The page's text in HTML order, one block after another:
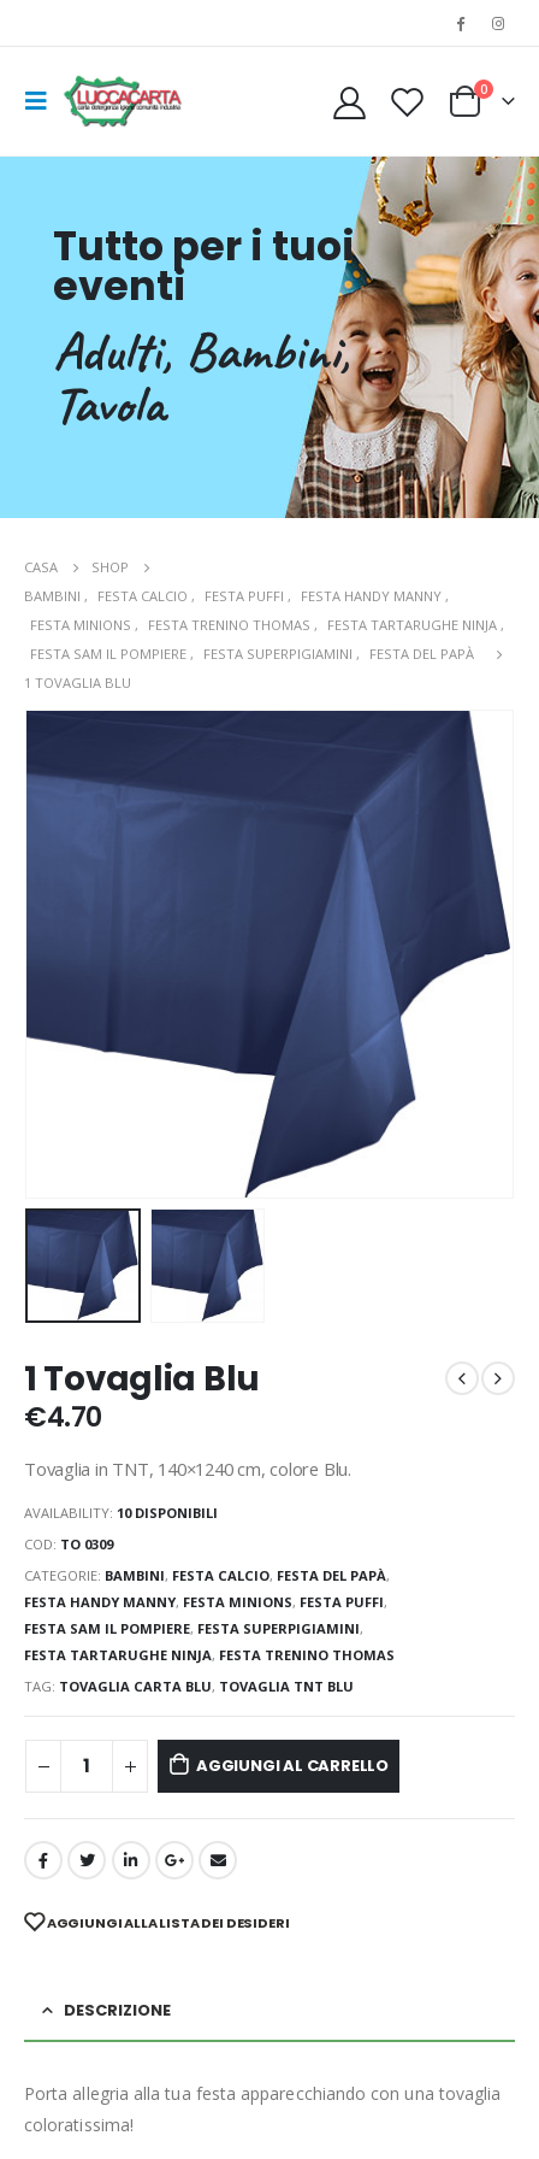
0
Tutto per i tuoi
eventi
Adulti, Bambini,
Tavola
CASA
SHOP
BAMBINI , FESTA CALCIO , FESTA PUFFI , FESTA HANDY MANNY ,
FESTA MINIONS , FESTA TRENINO THOMAS , FESTA TARTARUGHE NINJA ,
FESTA SAM IL POMPIERE , FESTA SUPERPIGIAMINI ,
FESTA DEL PAPÀ
1 TOVAGLIA BLU
1 Tovaglia Blu
€4.70
Tovaglia in TNT, 140×1240 cm, colore Blu.
AVAILABILITY: 10 DISPONIBILI
COD: TO 0309
CATEGORIE: BAMBINI, FESTA CALCIO, FESTA DEL PAPÀ,
FESTA HANDY MANNY, FESTA MINIONS, FESTA PUFFI,
FESTA SAM IL POMPIERE, FESTA SUPERPIGIAMINI,
FESTA TARTARUGHE NINJA, FESTA TRENINO THOMAS
TAG: TOVAGLIA CARTA BLU, TOVAGLIA TNT BLU
AGGIUNGI AL CARRELLO
AGGIUNGI ALLA LISTA DEI DESIDERI
DESCRIZIONE
Porta allegria alla tua festa apparecchiando con una tovaglia
coloratissima!